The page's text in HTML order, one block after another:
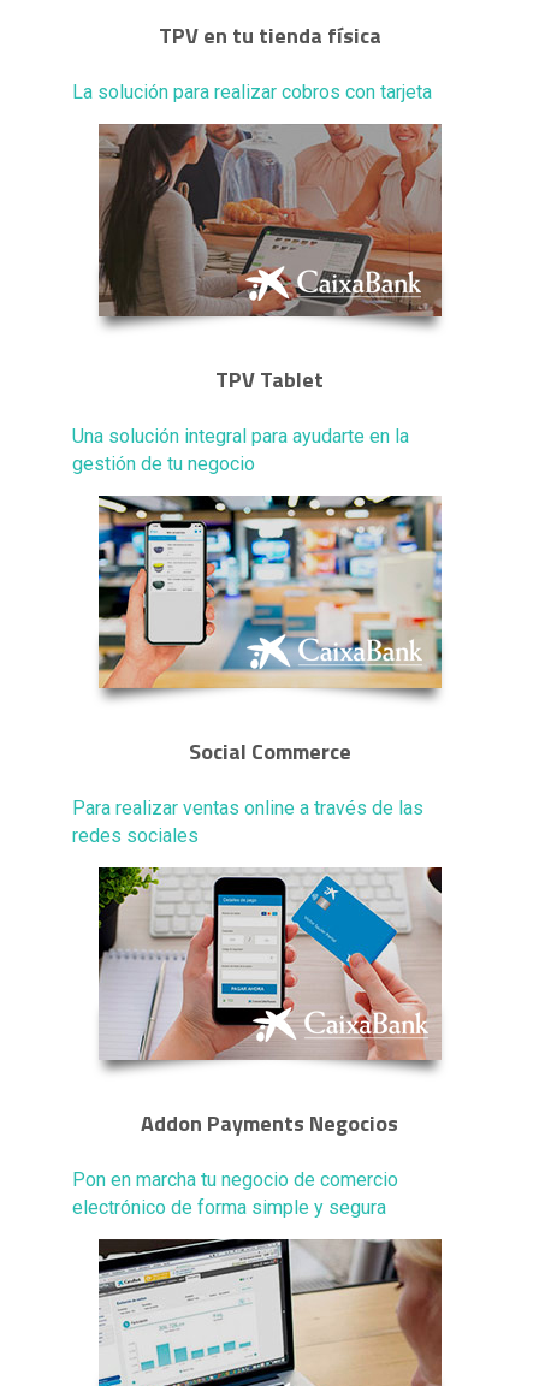
TPV en tu tienda física
La solución para realizar cobros con tarjeta
TPV Tablet
Una solución integral para ayudarte en la
gestión de tu negocio
Social Commerce
Para realizar ventas online a través de las
redes sociales
Addon Payments Negocios
Pon en marcha tu negocio de comercio
electrónico de forma simple y segura